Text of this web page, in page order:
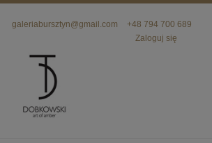
galeriabursztyn@gmail.com +48 794 700 689
Zaloguj się